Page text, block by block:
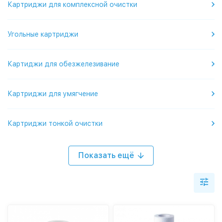
Картриджи для комплексной очистки
Угольные картриджи
Картиджи для обезжелезивание
Картриджи для умягчение
Картриджи тонкой очистки
Показать ещё